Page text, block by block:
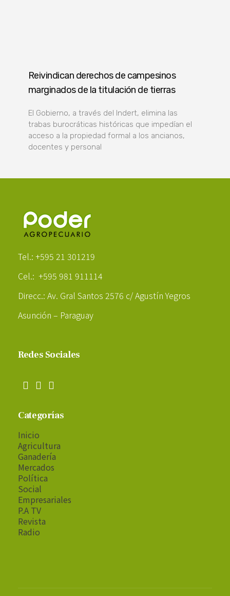
Reivindican derechos de campesinos
marginados de la titulación de tierras
El Gobierno, a través del Indert, elimina las
trabas burocráticas históricas que impedían el
acceso a la propiedad formal a los ancianos,
docentes y personal
Tel.: +595 21 301219
Cel.: +595 981 911114
Direcc.: Av. Gral Santos 2576 c/ Agustín Yegros
Asunción – Paraguay
Redes Sociales
Categorías
Inicio
Agricultura
Ganadería
Mercados
Política
Social
Empresariales
P.A TV
Revista
Radio